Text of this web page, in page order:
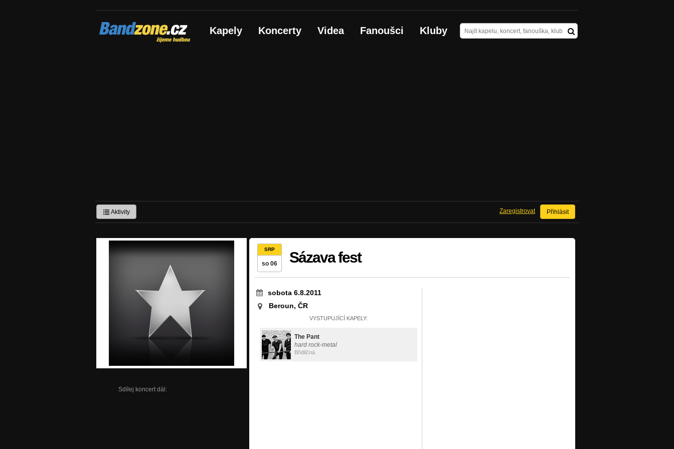
Bandzone.cz
žijeme hudbou Kapely Koncerty Videa Fanoušci Kluby
Aktivity Přihlásit
Zaregistrovat
Sdílej koncert dál:
SRP
so 06 Sázava fest
sobota 6.8.2011
Beroun, ČR
VYSTUPUJÍCÍ KAPELY:
The Pant
hard rock-metal
Břidličná